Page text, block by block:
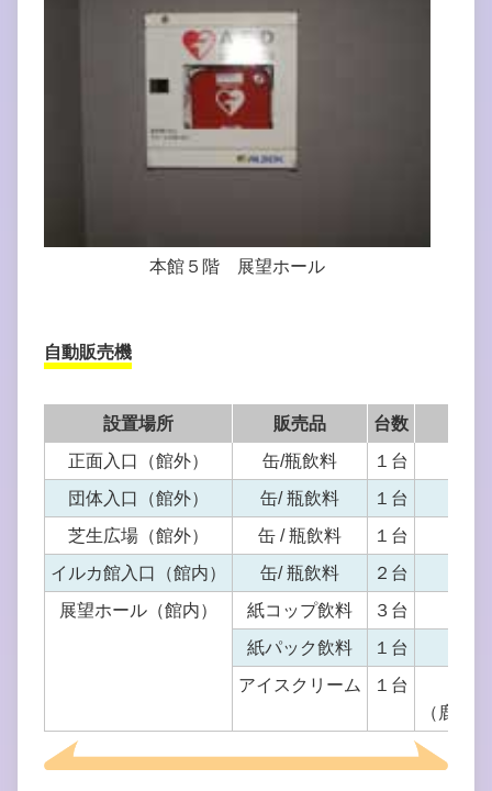
本館５階 展望ホール
自動販売機
設置場所 販売品
台数
正面入口（館外）
缶/瓶飲料 １台
団体入口（館外）
缶/ 瓶飲料 １台
芝生広場（館外）
缶 / 瓶飲料 １台
イルカ館入口（館内）
缶/ 瓶飲料 ２台
展望ホール（館内）
紙コップ飲料
３台
紙パック飲料
１台
アイスクリーム
１台
（鹿児